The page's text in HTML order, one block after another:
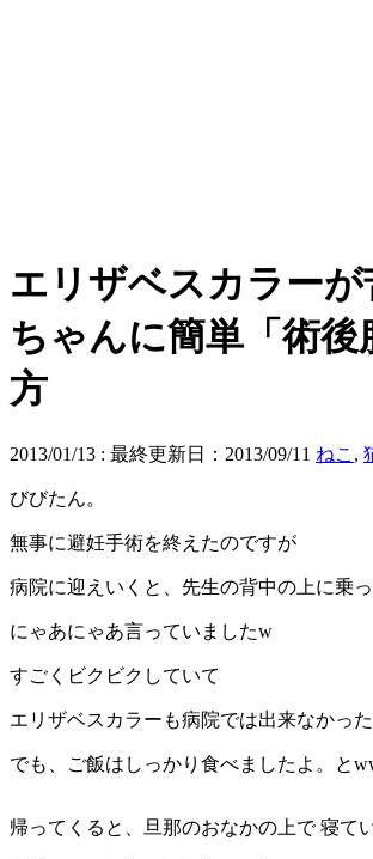
エリザベスカラー
ちゃんに簡単「術後
方
2013/01/13 : 最終更新日：2013/09/11 ねこ ,
びびたん。
無事に避妊手術を終えたのですが
病院に迎えいくと、先生の背中の上に乗
にゃあにゃあ言っていましたw
すごくビクビクしていて
エリザベスカラーも病院では出来なかっ
でも、ご飯はしっかり食べましたよ。と
帰ってくると、旦那のおなかの上で 寝てい